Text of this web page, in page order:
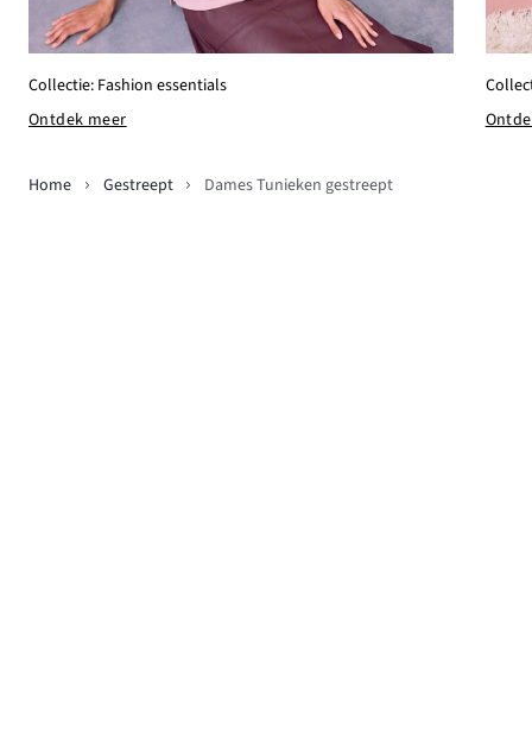
Collectie: Fashion essentials
Ontdek meer
Home Gestreept Dames Tunieken gestreept